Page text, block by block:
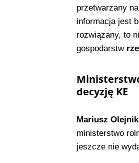
przetwarzany
informacja jest
rozwiązany, to
gospodarstw
decyzję KE
Mariusz
ministerstwo
jeszcze nie